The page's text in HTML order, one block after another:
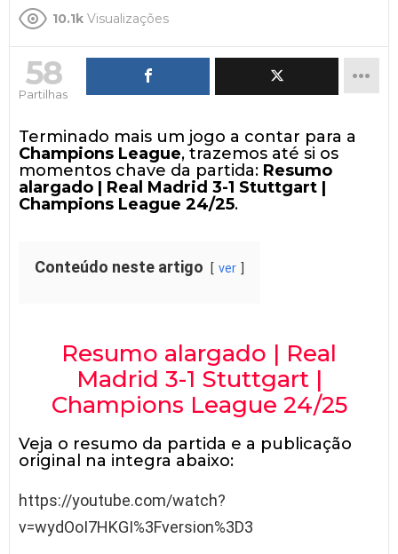
10.1k Visualizações
58
Partilhas
Terminado mais um jogo a contar para a
Champions League, trazemos até si os
momentos chave da partida: Resumo
alargado | Real Madrid 3-1 Stuttgart |
Champions League 24/25.
Conteúdo neste artigo ver
Resumo alargado | Real
Madrid 3-1 Stuttgart |
Champions League 24/25
Veja o resumo da partida e a publicação
original na integra abaixo:
https://youtube.com/watch?
v=wydOoI7HKGI%3Fversion%3D3